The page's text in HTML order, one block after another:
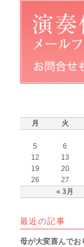
月 火
« 3月
5
6
12
13
19
20
26
27
最近の記事
母が大変喜んでお